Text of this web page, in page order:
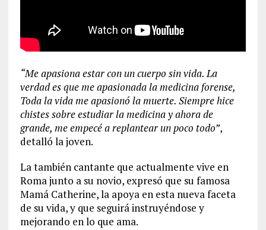
“Me apasiona estar con un cuerpo sin vida. La
verdad es que me apasionada la medicina forense,
Toda la vida me apasionó la muerte. Siempre hice
chistes sobre estudiar la medicina y ahora de
grande, me empecé a replantear un poco todo”,
detalló la joven.
La también cantante que actualmente vive en
Roma junto a su novio, expresó que su famosa
Mamá Catherine, la apoya en esta nueva faceta
de su vida, y que seguirá instruyéndose y
mejorando en lo que ama.